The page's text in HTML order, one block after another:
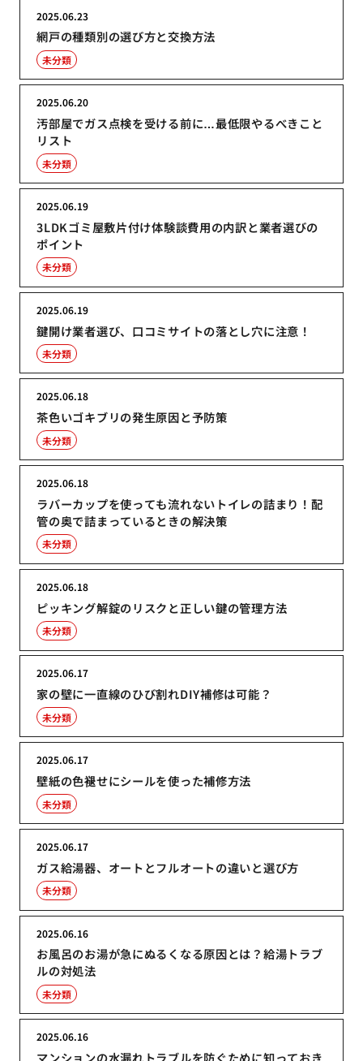
網戸の種類別の選び方と交換方法
2025.06.23
未分類
汚部屋でガス点検を受ける前に…最低限やるべきこと
リスト
2025.06.20
未分類
3LDKゴミ屋敷片付け体験談費用の内訳と業者選びの
ポイント
2025.06.19
未分類
鍵開け業者選び、口コミサイトの落とし穴に注意！
2025.06.19
未分類
茶色いゴキブリの発生原因と予防策
2025.06.18
未分類
ラバーカップを使っても流れないトイレの詰まり！配
管の奥で詰まっているときの解決策
2025.06.18
未分類
ピッキング解錠のリスクと正しい鍵の管理方法
2025.06.18
未分類
家の壁に一直線のひび割れDIY補修は可能？
2025.06.17
未分類
壁紙の色褪せにシールを使った補修方法
2025.06.17
未分類
ガス給湯器、オートとフルオートの違いと選び方
2025.06.17
未分類
お風呂のお湯が急にぬるくなる原因とは？給湯トラブ
ルの対処法
2025.06.16
未分類
マンションの水漏れトラブルを防ぐために知っておき
2025.06.16